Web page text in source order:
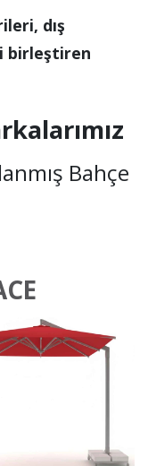
dış
birleştiren
Bahçe